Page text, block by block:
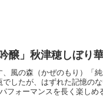
醸」秋津穂しぼり
風の森（かぜのもり）「
したが、はずれた記憶の
フォーマンスを長く楽しめ